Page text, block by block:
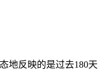
地反映的是过去180天